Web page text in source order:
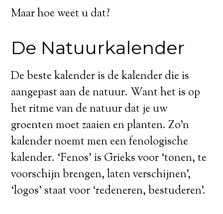
Maar hoe weet u dat?
De Natuurkalender
De beste kalender is de kalender die is
aangepast aan de natuur. Want het is op
het ritme van de natuur dat je uw
groenten moet zaaien en planten. Zo’n
kalender noemt men een fenologische
kalender. ‘Fenos’ is Grieks voor ‘tonen, te
voorschijn brengen, laten verschijnen’,
‘logos’ staat voor ‘redeneren, bestuderen’.